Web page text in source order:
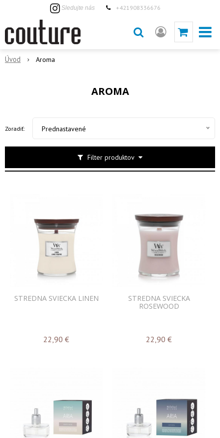
Sledujte nás +421908336676
Úvod Aroma
AROMA
Filter produktov
Zoradiť: Prednastavené
STREDNA SVIECKA LINEN
22,90 €
STREDNA SVIECKA
ROSEWOOD
22,90 €